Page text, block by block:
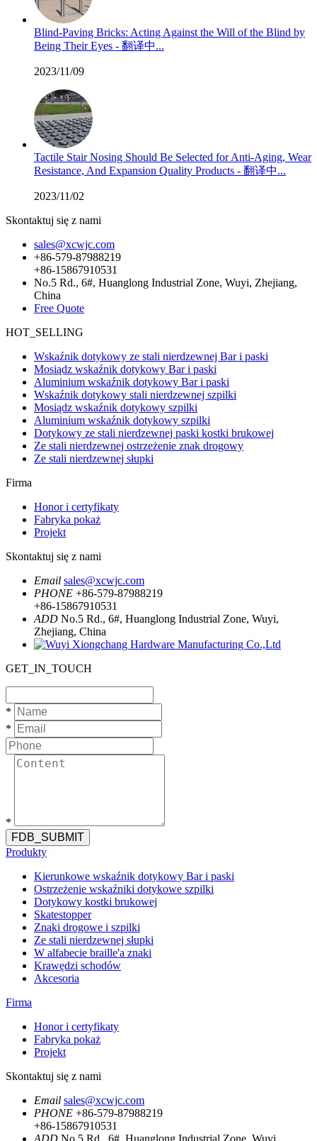
Blind-Paving Bricks: Acting Against the Will of the Blind by
Being Their Eyes - 翻译中...
2023/11/09
Tactile Stair Nosing Should Be Selected for Anti-Aging, Wear
Resistance, And Expansion Quality Products - 翻译中...
2023/11/02
Skontaktuj się z nami
sales@xcwjc.com
+86-579-87988219
+86-15867910531
No.5 Rd., 6#, Huanglong Industrial Zone, Wuyi, Zhejiang,
China
Free Quote
HOT_SELLING
Wskaźnik dotykowy ze stali nierdzewnej Bar i paski
Mosiądz wskaźnik dotykowy Bar i paski
Aluminium wskaźnik dotykowy Bar i paski
Wskaźnik dotykowy stali nierdzewnej szpilki
Mosiądz wskaźnik dotykowy szpilki
Aluminium wskaźnik dotykowy szpilki
Dotykowy ze stali nierdzewnej paski kostki brukowej
Ze stali nierdzewnej ostrzeżenie znak drogowy
Ze stali nierdzewnej słupki
Firma
Honor i certyfikaty
Fabryka pokaż
Projekt
Skontaktuj się z nami
Email sales@xcwjc.com
PHONE +86-579-87988219
+86-15867910531
ADD No.5 Rd., 6#, Huanglong Industrial Zone, Wuyi,
Zhejiang, China
GET_IN_TOUCH
*
*
*
FDB_SUBMIT
Produkty
Kierunkowe wskaźnik dotykowy Bar i paski
Ostrzeżenie wskaźniki dotykowe szpilki
Dotykowy kostki brukowej
Skatestopper
Znaki drogowe i szpilki
Ze stali nierdzewnej słupki
W alfabecie braille'a znaki
Krawędzi schodów
Akcesoria
Firma
Honor i certyfikaty
Fabryka pokaż
Projekt
Skontaktuj się z nami
Email sales@xcwjc.com
PHONE +86-579-87988219
+86-15867910531